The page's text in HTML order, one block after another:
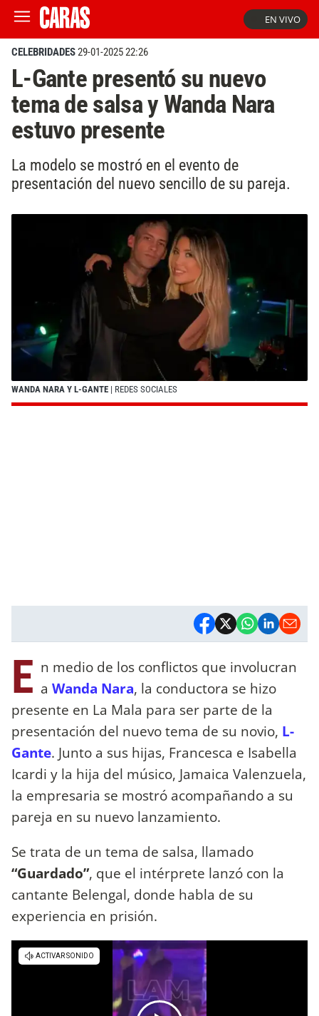
EN VIVO
CELEBRIDADES29-01-2025 22:26
L-Gante presentó su nuevo
tema de salsa y Wanda Nara
estuvo presente
La modelo se mostró en el evento de
presentación del nuevo sencillo de su pareja.
WANDA NARA Y L-GANTE | REDES SOCIALES
E n medio de los conflictos que involucran
a Wanda Nara, la conductora se hizo
presente en La Mala para ser parte de la
presentación del nuevo tema de su novio, L-
Gante. Junto a sus hijas, Francesca e Isabella
Icardi y la hija del músico, Jamaica Valenzuela,
la empresaria se mostró acompañando a su
pareja en su nuevo lanzamiento.
Se trata de un tema de salsa, llamado
“Guardado”, que el intérprete lanzó con la
cantante Belengal, donde habla de su
experiencia en prisión.